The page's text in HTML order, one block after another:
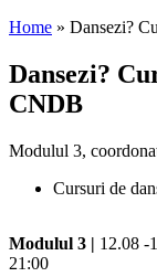
Home » Dansezi?
Dansezi?
CNDB
Modulul 3,
Cursuri de
Modulul 3 | 12.08 -
21:00